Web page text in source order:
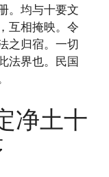
。均与十要文
互相掩映。令
之归宿。一切
法界也。民国
净土十